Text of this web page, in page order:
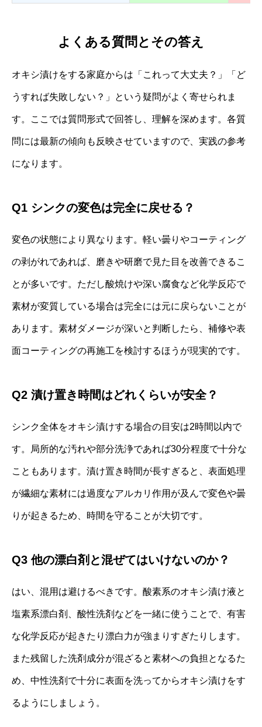
よくある質問とその答え
オキシ漬けをする家庭からは「これって大丈夫？」「ど
うすれば失敗しない？」という疑問がよく寄せられま
す。ここでは質問形式で回答し、理解を深めます。各質
問には最新の傾向も反映させていますので、実践の参考
になります。
Q1 シンクの変色は完全に戻せる？
変色の状態により異なります。軽い曇りやコーティング
の剥がれであれば、磨きや研磨で見た目を改善できるこ
とが多いです。ただし酸焼けや深い腐食など化学反応で
素材が変質している場合は完全には元に戻らないことが
あります。素材ダメージが深いと判断したら、補修や表
面コーティングの再施工を検討するほうが現実的です。
Q2 漬け置き時間はどれくらいが安全？
シンク全体をオキシ漬けする場合の目安は2時間以内で
す。局所的な汚れや部分洗浄であれば30分程度で十分な
こともあります。漬け置き時間が長すぎると、表面処理
が繊細な素材には過度なアルカリ作用が及んで変色や曇
りが起きるため、時間を守ることが大切です。
Q3 他の漂白剤と混ぜてはいけないのか？
はい、混用は避けるべきです。酸素系のオキシ漬け液と
塩素系漂白剤、酸性洗剤などを一緒に使うことで、有害
な化学反応が起きたり漂白力が強まりすぎたりします。
また残留した洗剤成分が混ざると素材への負担となるた
め、中性洗剤で十分に表面を洗ってからオキシ漬けをす
るようにしましょう。